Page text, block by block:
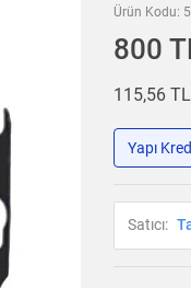
Ürün Kodu:
800
115,56
Yapı
Satıcı: